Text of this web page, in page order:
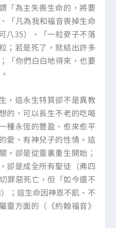
「為主失喪生命的，將要
「凡為我和福音喪掉生命
八35）、「一粒麥子不落
；若是死了，就結出許多
「你們白白地得來，也要
，這永生特質卻不是異教
的，可以長生不老的吃喝
種永恆的豐盈、愈來愈平
愛、有神兒子的性情。這
，卻是從靈裏重生開始；
卻是成全所有聖徒（弗四
罪惡死亡，但「如今還不
；這生命因神恩不飢、不
靈方面的（《約翰福音》